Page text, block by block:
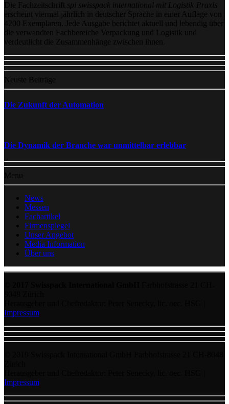
Die Fachzeitschrift
spi swisspack international mit Logistik-Praxis
erscheint viermal jährlich in deutscher Sprache in einer Auflage von
4200 Exemplaren. Jede Ausgabe berichtet aktuell und lebendig über
die verwandten Fachbereiche Verpackung und Logistik und
verdeutlicht die Zusammenhänge zwischen ihnen.
Neuste Beiträge
Die Zukunft der Automation
Die Dynamik der Branche war unmittelbar erlebbar
Menu
News
Messen
Fachartikel
Firmenspiegel
Unser Angebot
Media Information
Über uns
Impressum
Impressum